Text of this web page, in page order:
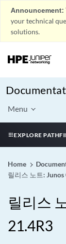
Announcement:
your technical
solutions.
Menu
EXPLORE
Home
릴리스 노트:
릴리스
21.4R3